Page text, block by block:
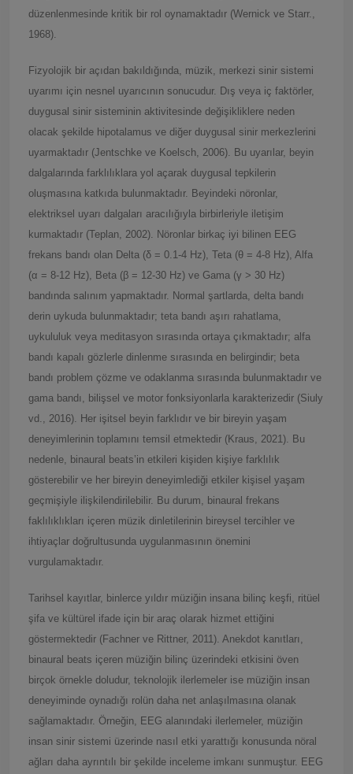
düzenlenmesinde kritik bir rol oynamaktadır (Wernick ve Starr.,
1968).
Fizyolojik bir açıdan bakıldığında, müzik, merkezi sinir sistemi
uyarımı için nesnel uyarıcının sonucudur. Dış veya iç faktörler,
duygusal sinir sisteminin aktivitesinde değişikliklere neden
olacak şekilde hipotalamus ve diğer duygusal sinir merkezlerini
uyarmaktadır (Jentschke ve Koelsch, 2006). Bu uyarılar, beyin
dalgalarında farklılıklara yol açarak duygusal tepkilerin
oluşmasına katkıda bulunmaktadır. Beyindeki nöronlar,
elektriksel uyarı dalgaları aracılığıyla birbirleriyle iletişim
kurmaktadır (Teplan, 2002). Nöronlar birkaç iyi bilinen EEG
frekans bandı olan Delta (δ = 0.1-4 Hz), Teta (θ = 4-8 Hz), Alfa
(α = 8-12 Hz), Beta (β = 12-30 Hz) ve Gama (γ > 30 Hz)
bandında salınım yapmaktadır. Normal şartlarda, delta bandı
derin uykuda bulunmaktadır; teta bandı aşırı rahatlama,
uykululuk veya meditasyon sırasında ortaya çıkmaktadır; alfa
bandı kapalı gözlerle dinlenme sırasında en belirgindir; beta
bandı problem çözme ve odaklanma sırasında bulunmaktadır ve
gama bandı, bilişsel ve motor fonksiyonlarla karakterizedir (Siuly
vd., 2016). Her işitsel beyin farklıdır ve bir bireyin yaşam
deneyimlerinin toplamını temsil etmektedir (Kraus, 2021). Bu
nedenle, binaural beats’in etkileri kişiden kişiye farklılık
gösterebilir ve her bireyin deneyimlediği etkiler kişisel yaşam
geçmişiyle ilişkilendirilebilir. Bu durum, binaural frekans
faklılıklıkları içeren müzik dinletilerinin bireysel tercihler ve
ihtiyaçlar doğrultusunda uygulanmasının önemini
vurgulamaktadır.
Tarihsel kayıtlar, binlerce yıldır müziğin insana bilinç keşfi, ritüel
şifa ve kültürel ifade için bir araç olarak hizmet ettiğini
göstermektedir (Fachner ve Rittner, 2011). Anekdot kanıtları,
binaural beats içeren müziğin bilinç üzerindeki etkisini öven
birçok örnekle doludur, teknolojik ilerlemeler ise müziğin insan
deneyiminde oynadığı rolün daha net anlaşılmasına olanak
sağlamaktadır. Örneğin, EEG alanındaki ilerlemeler, müziğin
insan sinir sistemi üzerinde nasıl etki yarattığı konusunda nöral
ağları daha ayrıntılı bir şekilde inceleme imkanı sunmuştur. EEG